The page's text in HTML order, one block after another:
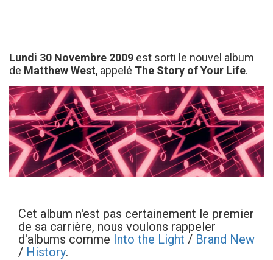
Lundi 30 Novembre 2009 est sorti le nouvel album
de Matthew West, appelé The Story of Your Life.
Cet album n'est pas certainement le premier
de sa carrière, nous voulons rappeler
d'albums comme Into the Light / Brand New
/ History.